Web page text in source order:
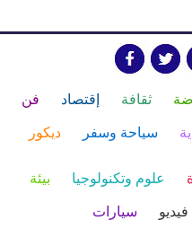
ثقافة إقتصاد فن
سياحة وسفر ديكور
علوم وتكنولوجيا بيئة
فيديو سيارات